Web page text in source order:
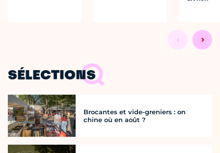
SÉLECTIONS
Brocantes et vide-greniers : on
chine où en août ?